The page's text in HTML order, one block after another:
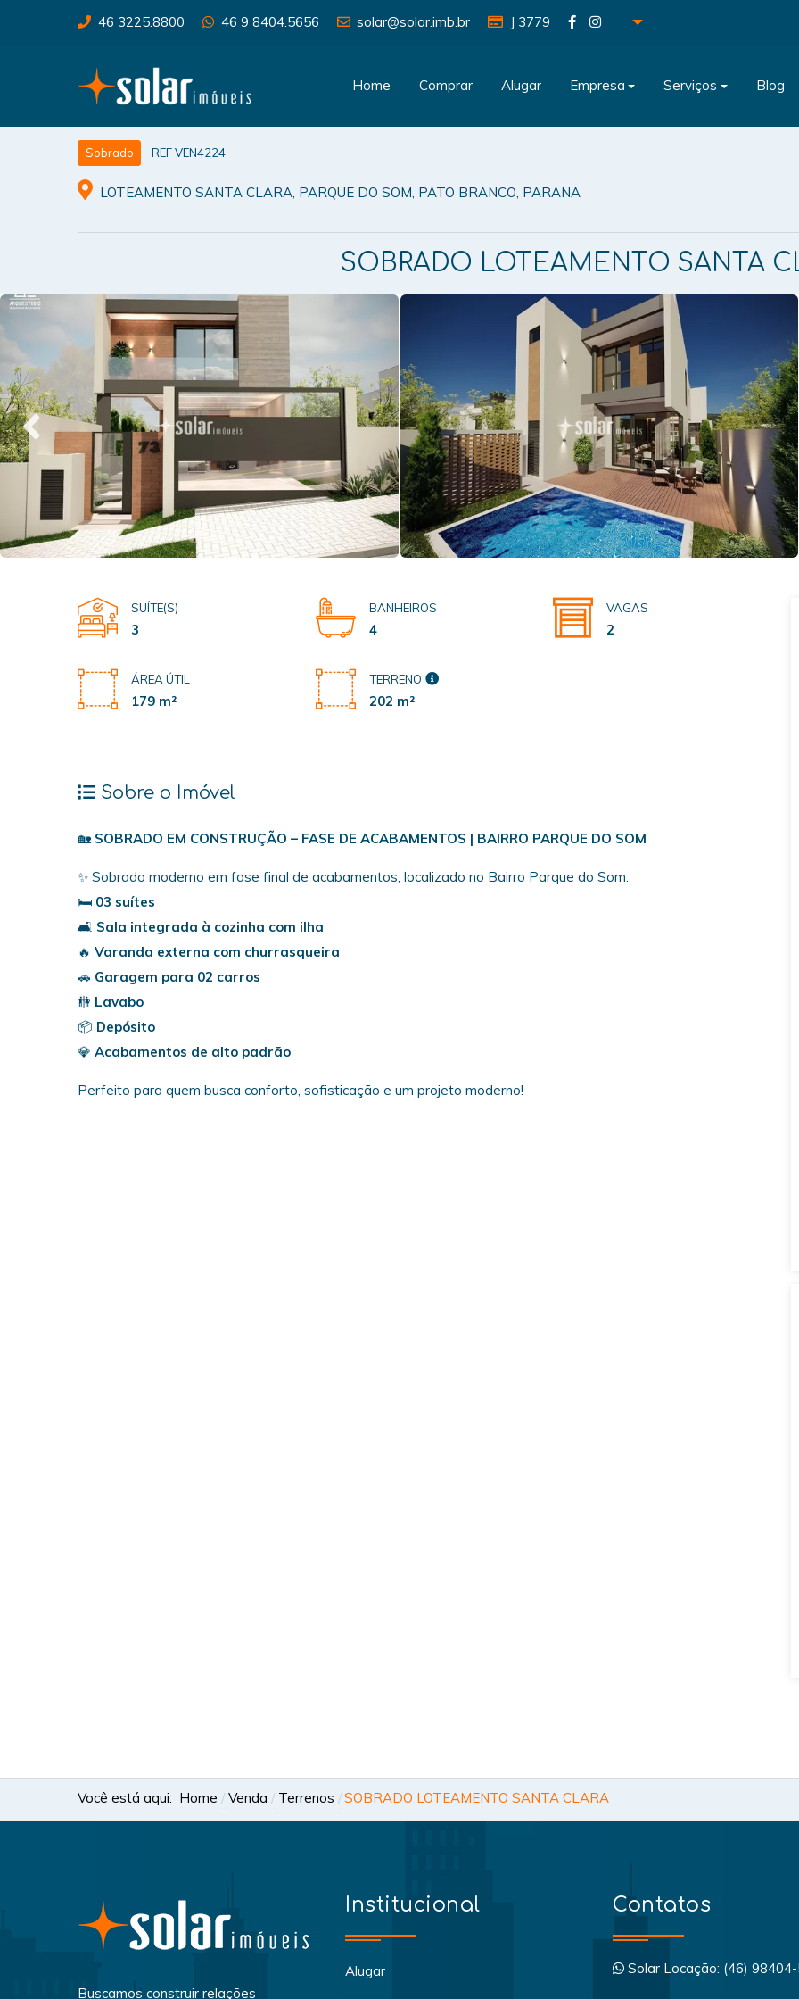
46 3225.8800 46 9 8404.5656 solar@solar.imb.br J 3779
Home Comprar Alugar Empresa Serviços Blog
Sobrado REF VEN4224
LOTEAMENTO SANTA CLARA, PARQUE DO SOM, PATO BRANCO, PARANA
SOBRADO LOTEAMENTO SANTA
SUÍTE(S)
3
BANHEIROS
4
VAGAS
2
ÁREA ÚTIL
179 m²
TERRENO
202 m²
Sobre o Imóvel
🏡 SOBRADO EM CONSTRUÇÃO – FASE DE ACABAMENTOS | BAIRRO PARQUE DO SOM
✨ Sobrado moderno em fase final de acabamentos, localizado no Bairro Parque do Som.
🛏️ 03 suítes
🛋️ Sala integrada à cozinha com ilha
🔥 Varanda externa com churrasqueira
🚗 Garagem para 02 carros
🚻 Lavabo
📦 Depósito
💎 Acabamentos de alto padrão
Perfeito para quem busca conforto, sofisticação e um projeto moderno!
Você está aqui: Home Venda Terrenos SOBRADO LOTEAMENTO SANTA CLARA
Buscamos construir relações
Institucional
Alugar
Contatos
Solar Locação: (46)